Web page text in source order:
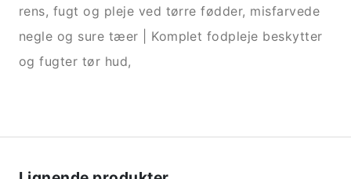
rens, fugt og pleje ved tørre fødder, misfarvede
negle og sure tæer | Komplet fodpleje beskytter
og fugter tør hud,